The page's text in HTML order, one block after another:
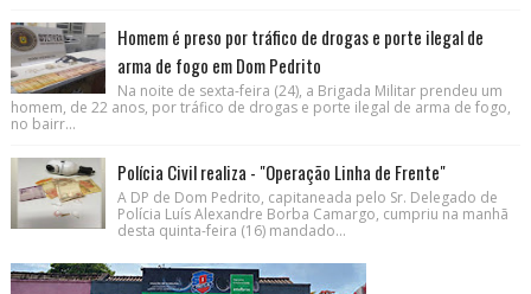
Homem é preso por tráfico de drogas e porte ilegal de
arma de fogo em Dom Pedrito
Na noite de sexta-feira (24), a Brigada Militar prendeu um
homem, de 22 anos, por tráfico de drogas e porte ilegal de arma de fogo,
no bairr...
Polícia Civil realiza - "Operação Linha de Frente"
A DP de Dom Pedrito, capitaneada pelo Sr. Delegado de
Polícia Luís Alexandre Borba Camargo, cumpriu na manhã
desta quinta-feira (16) mandado...